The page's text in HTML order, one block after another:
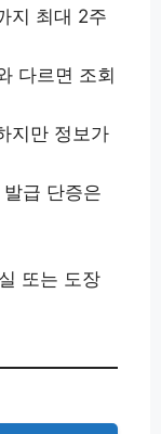
지 최대 2주
다르면 조회
지만 정보가
급 단증은
또는 도장